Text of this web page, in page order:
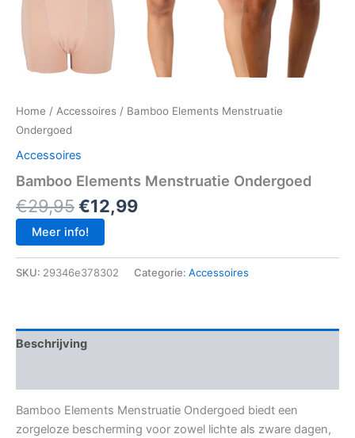
Home / Accessoires / Bamboo Elements Menstruatie
Ondergoed
Accessoires
Bamboo Elements Menstruatie Ondergoed
€29,95Oorspronkelijke
prijs
was:
€29,95.
€12,99Huidige
€12,99.
Meer info!
SKU: 29346e378302 Categorie: Accessoires
Beschrijving
Bamboo Elements Menstruatie Ondergoed biedt een
zorgeloze bescherming voor zowel lichte als zware dagen,